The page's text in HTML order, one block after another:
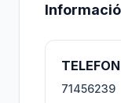
71456239